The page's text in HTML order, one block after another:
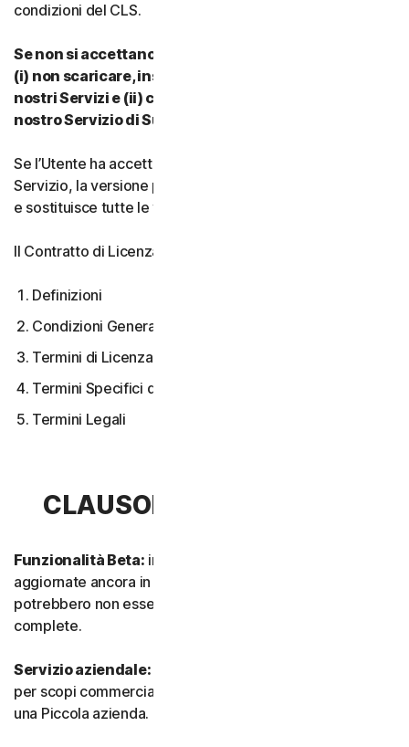
condizioni del CLS.
Se non si accettano i termini e le condizioni del CLS:
(i) non scaricare, installare, accedere a o utilizzare i
nostri Servizi e (ii) contattare il proprio Provider o il
nostro Servizio di Supporto Clienti.
Se l’Utente ha accettato più versioni del CLS per un
Servizio, la versione più recente accettata è quella valida
e sostituisce tutte le versioni precedenti.
Il Contratto di Licenza e Servizi copre:
Definizioni
Condizioni Generali del Servizio
Termini di Licenza Software
Termini Specifici di alcuni Servizi
Termini Legali
CLAUSOLA 1 - DEFINIZIONI
Funzionalità Beta: indica funzionalità nuove e/o
aggiornate ancora in modalità test. Tali funzionalità
potrebbero non essere ancora completamente attive o
complete.
Servizio aziendale:
per scopi commerciali e destinato all’utilizzo interno in
una Piccola azienda.